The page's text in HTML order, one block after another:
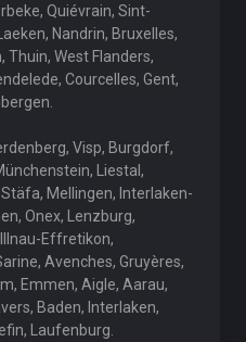
Quiévrain, Sint-
Nandrin, Bruxelles,
Thuin, West Flanders,
Courcelles, Gent,
Visp, Burgdorf,
Liestal,
Mellingen, Interlaken-
Onex, Lenzburg,
Effretikon,
Avenches, Gruyères,
Emmen, Aigle, Aarau,
Baden, Interlaken,
Laufenburg.